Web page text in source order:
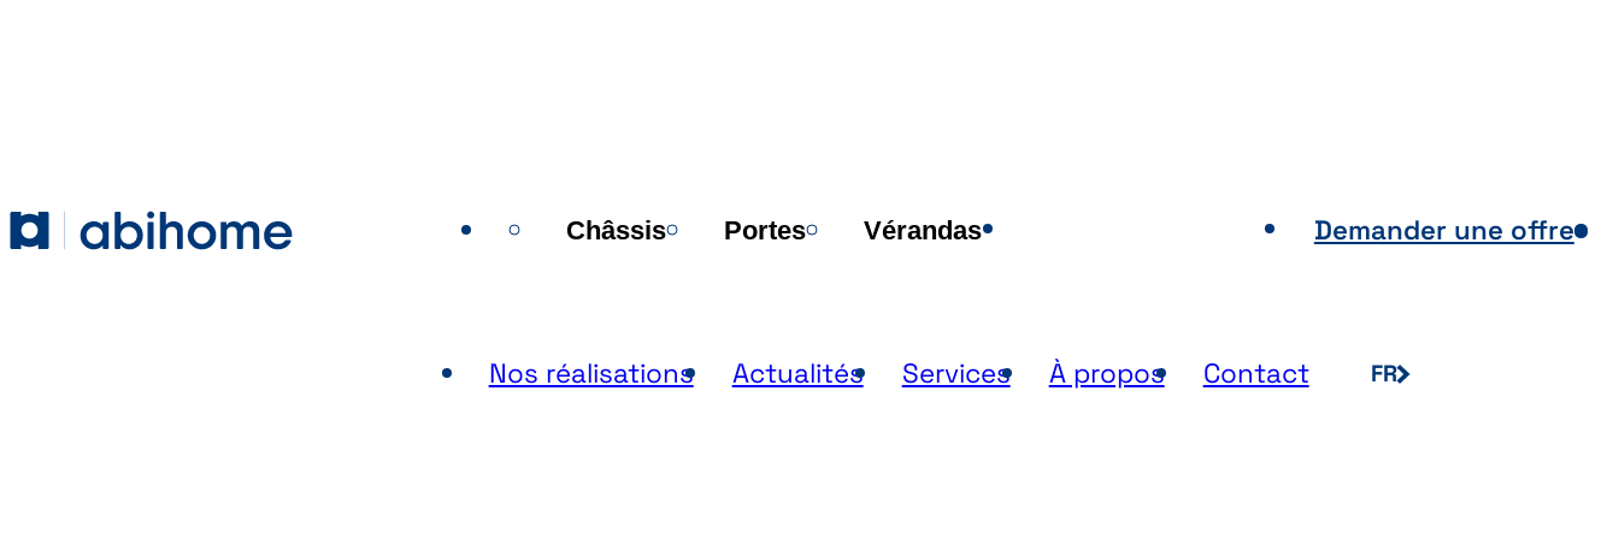
Abihome Châssis Portes Vérandas Demander une offre
Nos réalisations Actualités Services À propos Contact FR